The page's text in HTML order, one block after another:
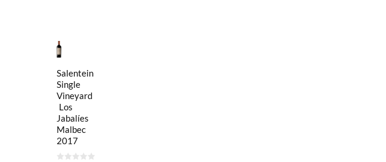
Salentein
Single
Vineyard
Los
Jabalíes
Malbec
2017